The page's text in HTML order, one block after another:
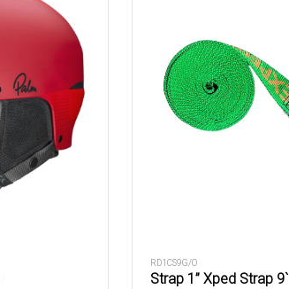
RD1CS9G/O
Strap 1” Xped Strap 9`